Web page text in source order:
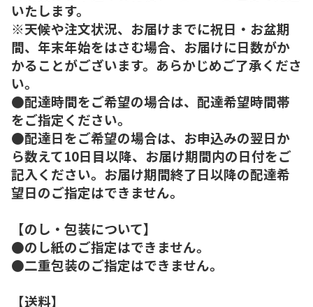
いたします。
※天候や注文状況、お届けまでに祝日・お盆期
間、年末年始をはさむ場合、お届けに日数がか
かることがございます。あらかじめご了承くださ
い。
●配達時間をご希望の場合は、配達希望時間帯
をご指定ください。
●配達日をご希望の場合は、お申込みの翌日か
ら数えて10日目以降、お届け期間内の日付をご
記入ください。お届け期間終了日以降の配達希
望日のご指定はできません。
【のし・包装について】
●のし紙のご指定はできません。
●二重包装のご指定はできません。
【送料】